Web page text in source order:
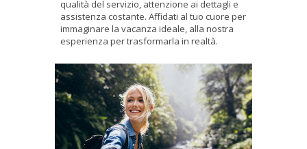
qualità del servizio, attenzione ai dettagli e
assistenza costante. Affidati al tuo cuore per
immaginare la vacanza ideale, alla nostra
esperienza per trasformarla in realtà.